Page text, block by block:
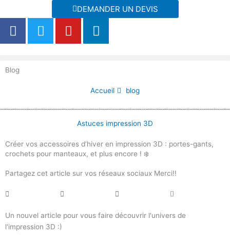
au
contenu
DEMANDER UN DEVIS
F
a
b
k
T
w
Y
o
L
i
d
n
Blog
Accueil blog
Astuces impression 3D
Créer vos accessoires d’hiver en impression 3D : portes-gants,
crochets pour manteaux, et plus encore ! ❄️
Partagez cet article sur vos réseaux sociaux Merci!!
Un nouvel article pour vous faire découvrir l'univers de
l'impression 3D :)